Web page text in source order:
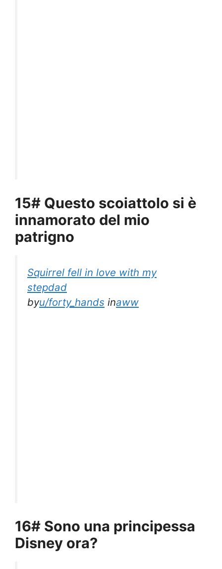
15# Questo scoiattolo si è
innamorato del mio
patrigno
Squirrel fell in love with my
stepdad
byu/forty_hands inaww
16# Sono una principessa
Disney ora?